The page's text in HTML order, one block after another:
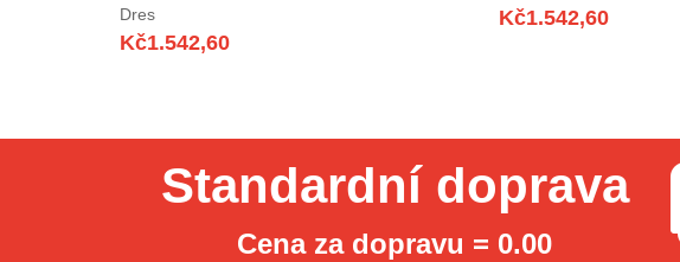
Dres
Kč1.542,60
Kč1.542,60
Standardní doprava
Cena za dopravu = 0.00